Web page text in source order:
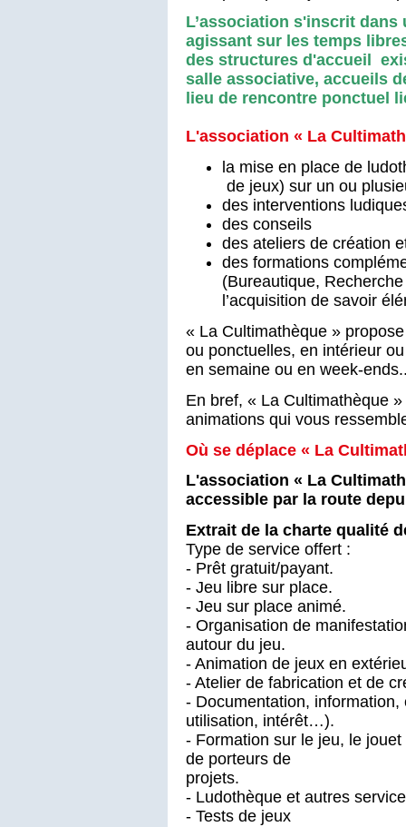
L’association s'inscrit
agissant sur les temps
des structures d'accueil
salle associative, accueils
lieu de rencontre ponctuel
L'association « La
la mise en place de
de jeux) sur un ou
des interventions
des conseils
des ateliers de création
des formations
(Bureautique,
l’acquisition de savoir
« La Cultimathèque »
ou ponctuelles, en intérieur
en semaine ou en week-
En bref, « La Cultimathèque
animations qui vous
Où se déplace « La
L'association « La
accessible par la route
Extrait de la charte qualité
Type de service offert :
- Prêt gratuit/payant.
- Jeu libre sur place.
- Jeu sur place animé.
- Organisation de
autour du jeu.
- Animation de jeux en
- Atelier de fabrication et de
- Documentation,
utilisation, intérêt…).
- Formation sur le jeu, le
de porteurs de
projets.
- Ludothèque et autres
- Tests de jeux